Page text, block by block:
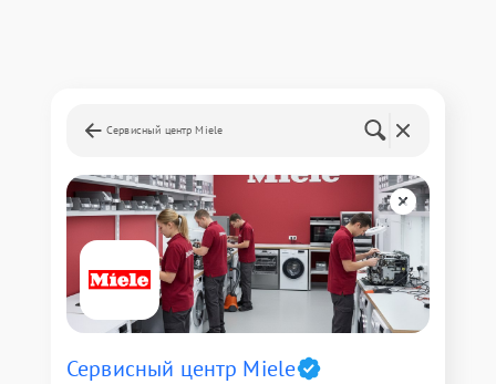
Сервисный центр Miele
Сервисный центр Miele